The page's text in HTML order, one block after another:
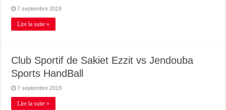
7 septembre 2019
Lire la suite »
Club Sportif de Sakiet Ezzit vs Jendouba
Sports HandBall
7 septembre 2019
Lire la suite »